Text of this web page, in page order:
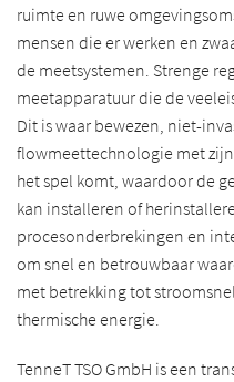
ruimte en ruwe
mensen die er werken en
de meetsystemen. Strenge
meetapparatuur die de
Dit is waar bewezen, niet-
flowmeettechnologie met
het spel komt, waardoor de
kan installeren of
procesonderbrekingen en
om snel en betrouwbaar
met betrekking tot
thermische energie.
TenneT TSO GmbH is een